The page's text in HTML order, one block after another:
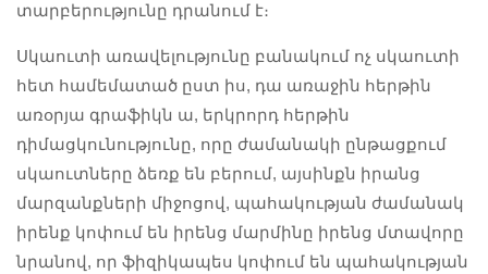
տարբերությունը դրանում է։
Սկաուտի առավելությունը բանակում ոչ սկաուտի
հետ համեմատած ըստ իս, դա առաջին հերթին
առօրյա գրաֆիկն ա, երկրորդ հերթին
դիմացկունությունը, որը ժամանակի ընթացքում
սկաուտները ձեռք են բերում, այսինքն իրանց
մարզանքների միջոցով, պահակության ժամանակ
իրենք կոփում են իրենց մարմինը իրենց մտավորը
նրանով, որ ֆիզիկապես կոփում են պահակության